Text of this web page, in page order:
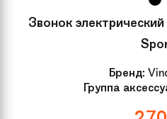
Звонок
Бренд:
Группа